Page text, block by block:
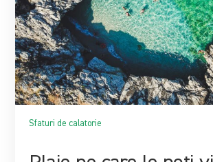
Sfaturi de calatorie